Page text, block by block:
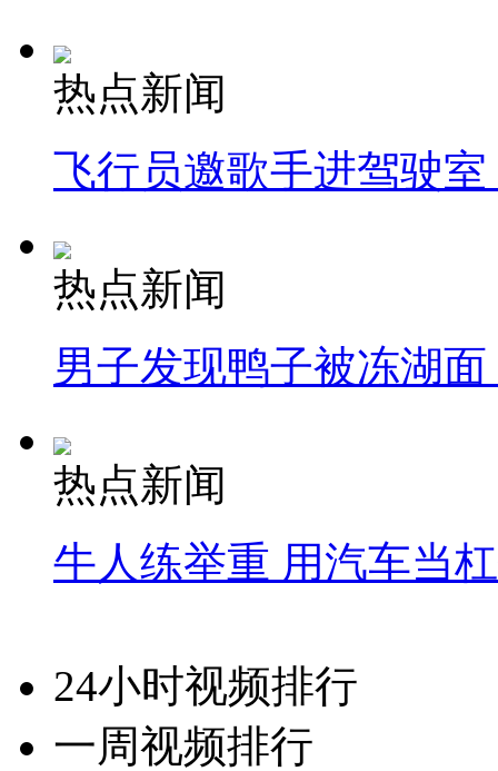
热点新闻
飞行员邀歌手进驾驶
热点新闻
男子发现鸭子被冻湖
热点新闻
牛人练举重 用汽车当
24小时视频排行
一周视频排行